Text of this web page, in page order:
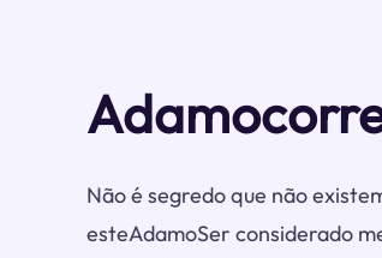
Não é segredo que não
esteAdamoSer considerado